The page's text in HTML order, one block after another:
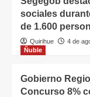
sociales
de 1.600
Quirihue 4 de
Ñuble
Gobierno
Concurso 8%